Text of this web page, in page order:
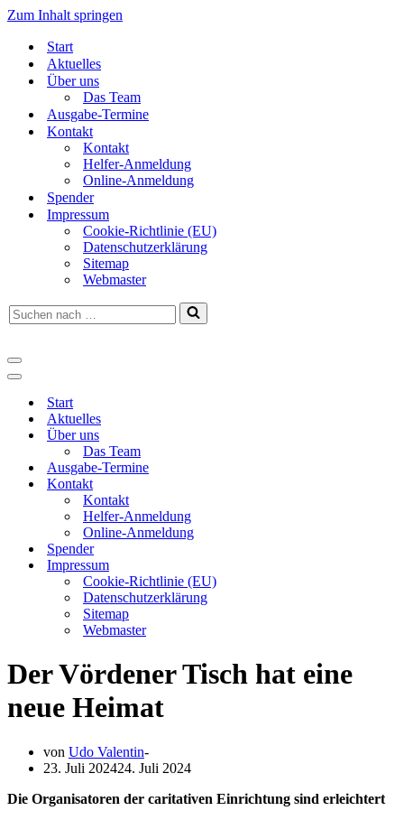
Zum Inhalt springen
Start
Aktuelles
Über uns
Das Team
Ausgabe-Termine
Kontakt
Kontakt
Helfer-Anmeldung
Online-Anmeldung
Spender
Impressum
Cookie-Richtlinie (EU)
Datenschutzerklärung
Sitemap
Webmaster
Suchen
nach …
Navigationsmenü
Navigationsmenü
Start
Aktuelles
Über uns
Das Team
Ausgabe-Termine
Kontakt
Kontakt
Helfer-Anmeldung
Online-Anmeldung
Spender
Impressum
Cookie-Richtlinie (EU)
Datenschutzerklärung
Sitemap
Webmaster
Der Vördener Tisch hat eine
neue Heimat
von Udo Valentin
23. Juli 202424. Juli 2024
Die Organisatoren der caritativen Einrichtung sind erleichtert